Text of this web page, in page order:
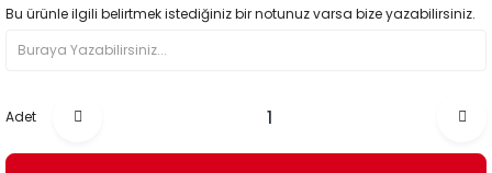
Bu ürünle ilgili belirtmek istediğiniz bir notunuz varsa bize yazabilirsiniz.
Adet